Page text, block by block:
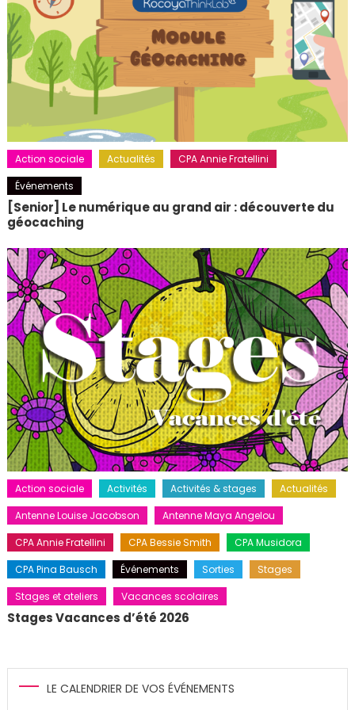
Action sociale Actualités
CPA Annie Fratellini
Événements
[Senior] Le numérique au grand air : découverte du
géocaching
Action sociale Activités Activités & stages
Actualités
Antenne Louise Jacobson
Antenne Maya Angelou
CPA Annie Fratellini
CPA Bessie Smith
CPA Musidora
CPA Pina Bausch
Événements Sorties
Stages
Stages et ateliers
Vacances scolaires
Stages Vacances d’été 2026
LE CALENDRIER DE VOS ÉVÉNEMENTS